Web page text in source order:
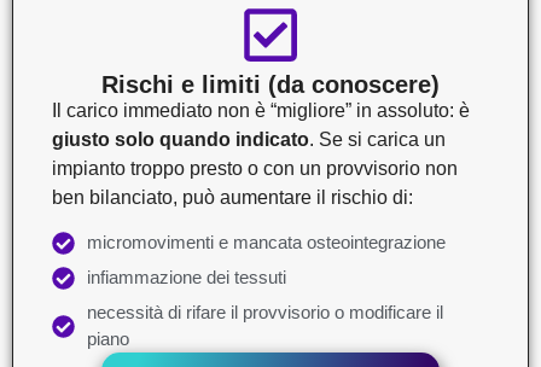
Rischi e limiti (da conoscere)
Il carico immediato non è “migliore” in assoluto: è
giusto solo quando indicato. Se si carica un
impianto troppo presto o con un provvisorio non
ben bilanciato, può aumentare il rischio di:
micromovimenti e mancata osteointegrazione
infiammazione dei tessuti
necessità di rifare il provvisorio o modificare il
piano